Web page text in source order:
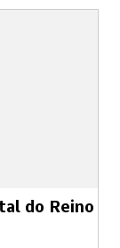
do Reino